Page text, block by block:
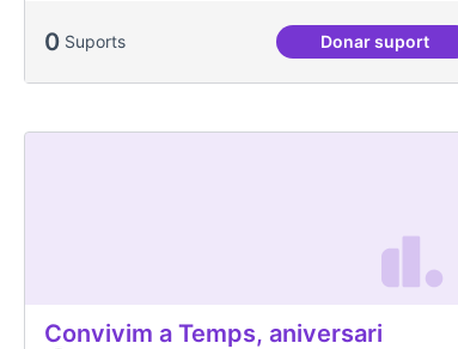
0 Suports Donar suport
Podcast
Convivim a Temps, aniversari